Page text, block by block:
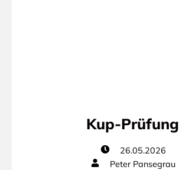
Kup-Prüfung
26.05.2026
Peter Pansegrau